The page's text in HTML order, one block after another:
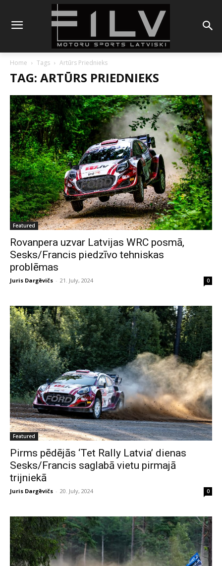
Home Tags Artūrs Priednieks
TAG: ARTŪRS PRIEDNIEKS
Featured
Rovanpera uzvar Latvijas WRC posmā,
Sesks/Francis piedzīvo tehniskas
problēmas
Juris Dargēvičs - 21. July, 2024 0
Featured
Pirms pēdējās ‘Tet Rally Latvia’ dienas
Sesks/Francis saglabā vietu pirmajā
trijniekā
Juris Dargēvičs - 20. July, 2024 0